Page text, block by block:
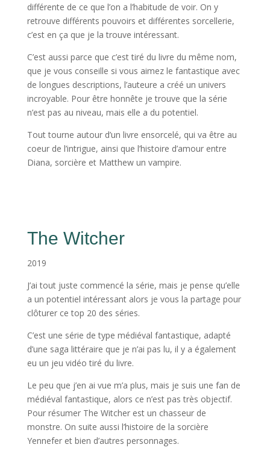
différente de ce que l’on a l’habitude de voir. On y
retrouve différents pouvoirs et différentes sorcellerie,
c’est en ça que je la trouve intéressant.
C’est aussi parce que c’est tiré du livre du même nom,
que je vous conseille si vous aimez le fantastique avec
de longues descriptions, l’auteure a créé un univers
incroyable. Pour être honnête je trouve que la série
n’est pas au niveau, mais elle a du potentiel.
Tout tourne autour d’un livre ensorcelé, qui va être au
coeur de l’intrigue, ainsi que l’histoire d’amour entre
Diana, sorcière et Matthew un vampire.
The Witcher
2019
J’ai tout juste commencé la série, mais je pense qu’elle
a un potentiel intéressant alors je vous la partage pour
clôturer ce top 20 des séries.
C’est une série de type médiéval fantastique, adapté
d’une saga littéraire que je n’ai pas lu, il y a également
eu un jeu vidéo tiré du livre.
Le peu que j’en ai vue m’a plus, mais je suis une fan de
médiéval fantastique, alors ce n’est pas très objectif.
Pour résumer The Witcher est un chasseur de
monstre. On suite aussi l’histoire de la sorcière
Yennefer et bien d’autres personnages.